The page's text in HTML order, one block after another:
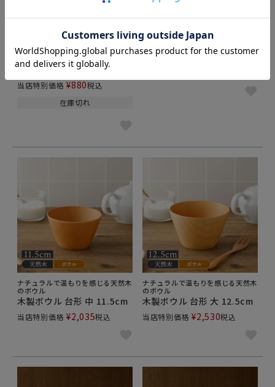
日本の伝統色を使ったおしゃれなお
椀。
お椀 12cm にっぽん伝統色
レンジ・食洗機対応 日本製
当店特別価格 ¥880税込
在庫切れ
ナチュラルで温もりを感じる天然木
木製ボウル 台形 小 10.5cm
ナチュラルで温もりを感じる天然木
のボウル
木製ボウル 台形 中 11.5cm
当店特別価格 ¥2,035税込
ナチュラルで温もりを感じる天然木
のボウル
木製ボウル 台形 大 12.5cm
当店特別価格 ¥2,530税込